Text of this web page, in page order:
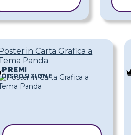
in Carta Grafica a
Panda
PREMI
DISPOSIZIONE